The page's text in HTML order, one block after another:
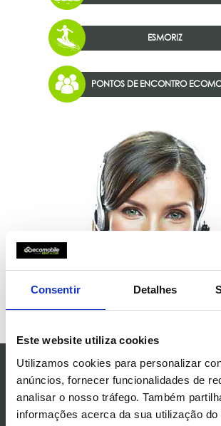
Consentir Detalhes
Este website utiliza cookies
Utilizamos cookies para personalizar
anúncios, fornecer funcionalidades de
analisar o nosso tráfego. Também
informações acerca da sua utilização
ESMORIZ
PONTOS DE ENCONTRO
Precisa de uma resposta rápida sobre
de aluguer? ESTAMOS AQUI PARA O
Ligue para a Central de Reservas ou utilize o F
Telefone para saber a disponibilidade na
simplesmente para esclarecer dúvidas. Se